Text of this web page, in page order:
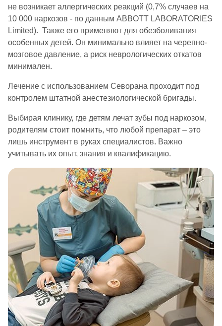
не возникает аллергических реакций (0,7% случаев на
10 000 наркозов - по данным ABBOTT LABORATORIES
Limited). Также его применяют для обезболивания
особенных детей. Он минимально влияет на черепно-
мозговое давление, а риск неврологических откатов
минимален.
Лечение с использованием Севорана проходит под
контролем штатной анестезиологической бригады.
Выбирая клинику, где детям лечат зубы под наркозом,
родителям стоит помнить, что любой препарат – это
лишь инструмент в руках специалистов. Важно
учитывать их опыт, знания и квалификацию.